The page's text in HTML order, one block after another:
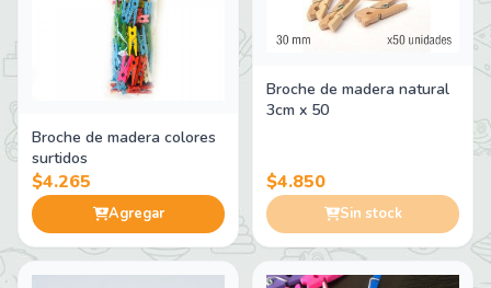
Broche de madera colores
surtidos
$4.265
Agregar
Broche de madera natural
3cm x 50
$4.850
Sin stock